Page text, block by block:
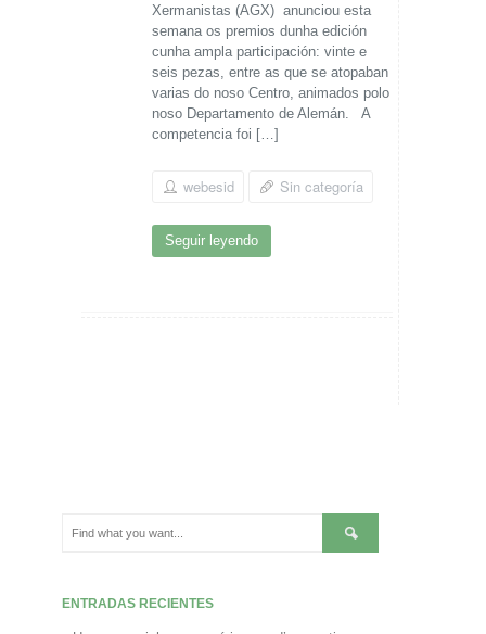
Xermanistas (AGX) anunciou esta
semana os premios dunha edición
cunha ampla participación: vinte e
seis pezas, entre as que se atopaban
varias do noso Centro, animados polo
noso Departamento de Alemán. A
competencia foi […]
webesid Sin categoría
Seguir leyendo
ENTRADAS RECIENTES